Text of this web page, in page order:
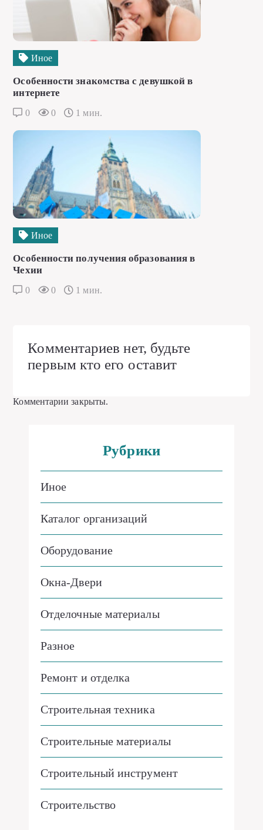
Иное
Особенности знакомства с девушкой в
интернете
0 0 1 мин.
Иное
Особенности получения образования в
Чехии
0 0 1 мин.
Комментариев нет, будьте
первым кто его оставит
Комментарии закрыты.
Рубрики
Иное
Каталог организаций
Оборудование
Окна-Двери
Отделочные материалы
Разное
Ремонт и отделка
Строительная техника
Строительные материалы
Строительный инструмент
Строительство